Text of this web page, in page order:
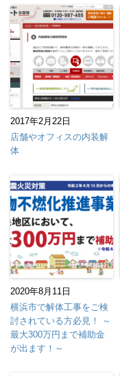
2017年2月22日
店舗やオフィスの内装解
体
2020年8月11日
横浜市で解体工事をご検
討されている方必見！ ～
最大300万円まで補助金
が出ます！～